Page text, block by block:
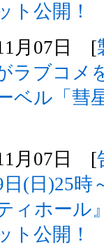
ト公開！
月07日 [
ラブコメ
ベル「彗
月07日 [
日(日)25
ティホー
ト公開！